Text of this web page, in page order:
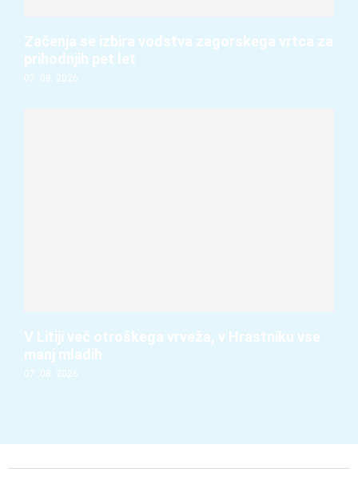
Začenja se izbira vodstva zagorskega vrtca za
prihodnjih pet let
07. 08. 2026
V Litiji več otroškega vrveža, v Hrastniku vse
manj mladih
07. 08. 2026